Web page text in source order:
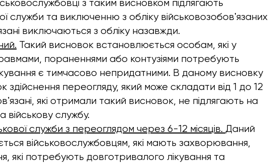
з таким висновком підлягають
служби та виключенню з обліку військовозобовʼязаних
виключаються з обліку назавжди.
Такий висновок встановлюється особам, які у
пораненнями або контузіями потребують
є тимчасово непридатними. В даному висновку
здійснення переогляду, який може складати від 1 до 12
які отримали такий висновок, не підлягають на
військову службу.
служби з переоглядом через 6-12 місяців. Даний
військовослужбовцям, які мають захворювання,
які потребують довготривалого лікування та